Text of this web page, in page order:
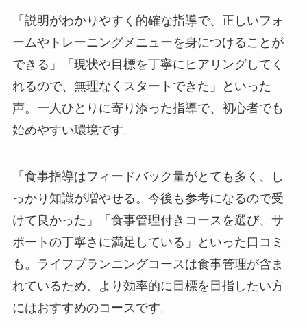
「説明がわかりやすく的確な指導で、正しいフォ
ームやトレーニングメニューを身につけることが
できる」「現状や目標を丁寧にヒアリングしてく
れるので、無理なくスタートできた」といった
声。一人ひとりに寄り添った指導で、初心者でも
始めやすい環境です。
「食事指導はフィードバック量がとても多く、し
っかり知識が増やせる。今後も参考になるので受
けて良かった」「食事管理付きコースを選び、サ
ポートの丁寧さに満足している」といった口コミ
も。ライフプランニングコースは食事管理が含ま
れているため、より効率的に目標を目指したい方
にはおすすめのコースです。